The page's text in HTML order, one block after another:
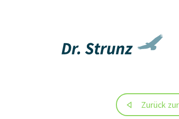
Zurück